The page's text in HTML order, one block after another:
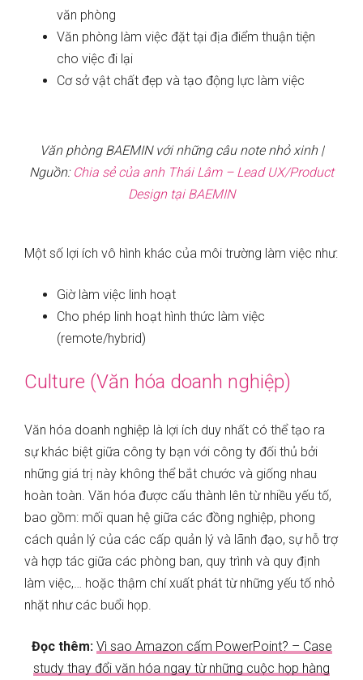
văn phòng
Văn phòng làm việc đặt tại địa điểm thuận tiện
cho việc đi lại
Cơ sở vật chất đẹp và tạo động lực làm việc
Văn phòng BAEMIN với những câu note nhỏ xinh |
Nguồn: Chia sẻ của anh Thái Lâm – Lead UX/Product
Design tại BAEMIN
Một số lợi ích vô hình khác của môi trường làm việc như:
Giờ làm việc linh hoạt
Cho phép linh hoạt hình thức làm việc
(remote/hybrid)
Culture (Văn hóa doanh nghiệp)
Văn hóa doanh nghiệp là lợi ích duy nhất có thể tạo ra
sự khác biệt giữa công ty bạn với công ty đối thủ bởi
những giá trị này không thể bắt chước và giống nhau
hoàn toàn. Văn hóa được cấu thành lên từ nhiều yếu tố,
bao gồm: mối quan hệ giữa các đồng nghiệp, phong
cách quản lý của các cấp quản lý và lãnh đạo, sự hỗ trợ
và hợp tác giữa các phòng ban, quy trình và quy định
làm việc,… hoặc thậm chí xuất phát từ những yếu tố nhỏ
nhặt như các buổi họp.
Đọc thêm: Vì sao Amazon cấm PowerPoint? – Case
study thay đổi văn hóa ngay từ những cuộc họp hàng